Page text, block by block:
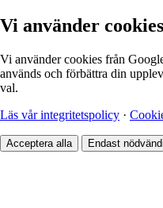
Vi använder cookies
Vi använder cookies från
används och förbättra din
val.
Läs vår integritetspolicy ·
Acceptera alla Endast